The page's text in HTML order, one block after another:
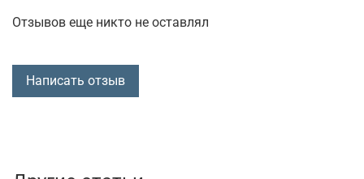
Отзывов еще никто не оставлял
Написать отзыв